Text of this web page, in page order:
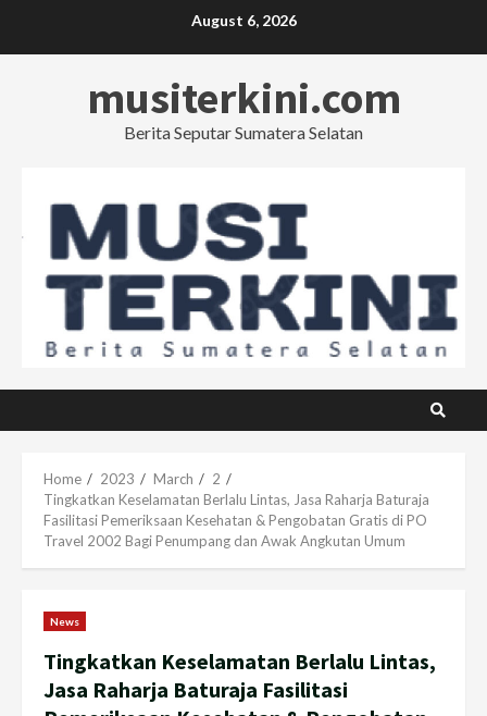
August 6, 2026
musiterkini.com
Berita Seputar Sumatera Selatan
Home 2023 March
2
Tingkatkan Keselamatan Berlalu Lintas, Jasa Raharja Baturaja
Fasilitasi Pemeriksaan Kesehatan & Pengobatan Gratis di PO
Travel 2002 Bagi Penumpang dan Awak Angkutan Umum
News
Tingkatkan Keselamatan Berlalu Lintas,
Jasa Raharja Baturaja Fasilitasi